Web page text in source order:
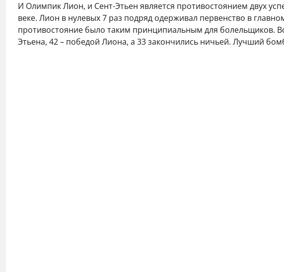
И Олимпик Лион, и Сент-Этьен является противостоянием двух
веке. Лион в нулевых 7 раз подряд одерживал первенство в
противостояние было таким принципиальным для болельщиков.
Этьена, 42 – победой Лиона, а 33 закончились ничьей. Лучший